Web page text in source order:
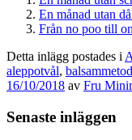
En månad utan
Från no poo till
Detta inlägg postades i
aleppotvål,
16/10/2018 av Fru
Senaste inläggen